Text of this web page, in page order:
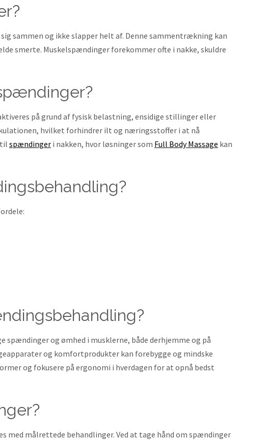
sammen og ikke slapper helt af. Denne sammentrækning kan
smerte. Muskelspændinger forekommer ofte i nakke, skuldre
på grund af fysisk belastning, ensidige stillinger eller
hvilket forhindrer ilt og næringsstoffer i at nå
spændinger i nakken, hvor løsninger som Full Body Massage kan
spændinger og ømhed i musklerne, både derhjemme og på
og komfortprodukter kan forebygge og mindske
og fokusere på ergonomi i hverdagen for at opnå bedst
med målrettede behandlinger. Ved at tage hånd om spændinger